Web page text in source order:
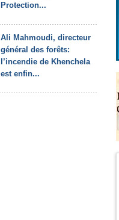
Protection...
Ali Mahmoudi, directeur
général des forêts:
l’incendie de Khenchela
est enfin...